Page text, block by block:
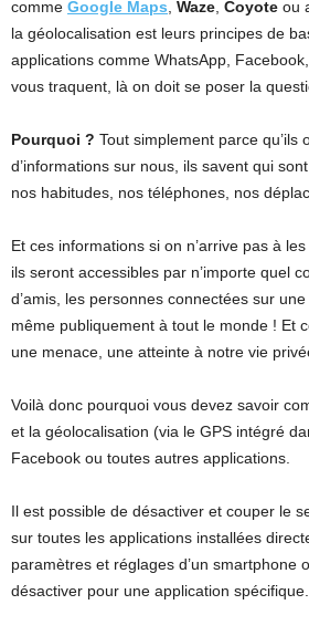
comme Google Maps Waze Coyote ou
la géolocalisation est leurs principes de
applications comme WhatsApp,
vous traquent, là on doit se poser la
Pourquoi ? Tout simplement parce qu’ils
d’informations sur nous, ils savent qui
nos habitudes, nos téléphones, nos
Et ces informations si on n’arrive pas à
ils seront accessibles par n’importe quel
d’amis, les personnes connectées sur
même publiquement à tout le monde ! Et
une menace, une atteinte à notre vie
Voilà donc pourquoi vous devez savoir
et la géolocalisation (via le GPS intégré
Facebook ou toutes autres applications.
Il est possible de désactiver et couper le
sur toutes les applications installées
paramètres et réglages d’un smartphone
désactiver pour une application spécifique.